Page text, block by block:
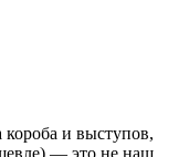
короба и выступов,
— это не наш